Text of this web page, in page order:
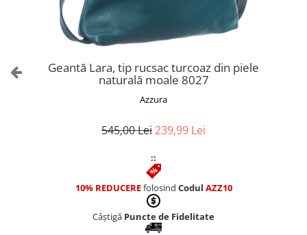
Genți AlbeGeantă Lara, tip rucsac turcoaz din piele
naturală moale 8027
Azzura
545,00 Lei239,99 Lei
::
10% REDUCEREfolosind Codul AZZ10
Câștigă Puncte de Fidelitate